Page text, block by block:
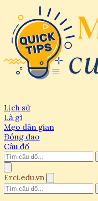
Lịch sử
Là gì
Mẹo dân gian
Đồng dao
Câu đố
Erci.edu.vn